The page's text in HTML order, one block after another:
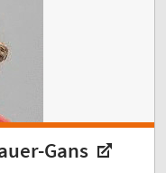
Gans